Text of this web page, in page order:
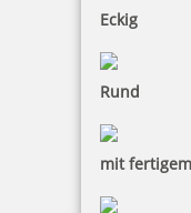
Eckig
Rund
mit
Reiner